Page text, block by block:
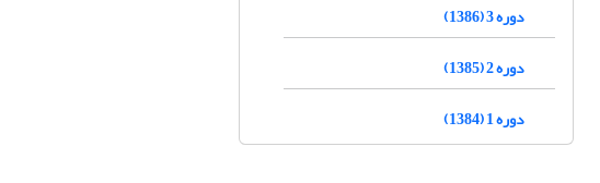
دوره 3 (1386)
دوره 2 (1385)
دوره 1 (1384)